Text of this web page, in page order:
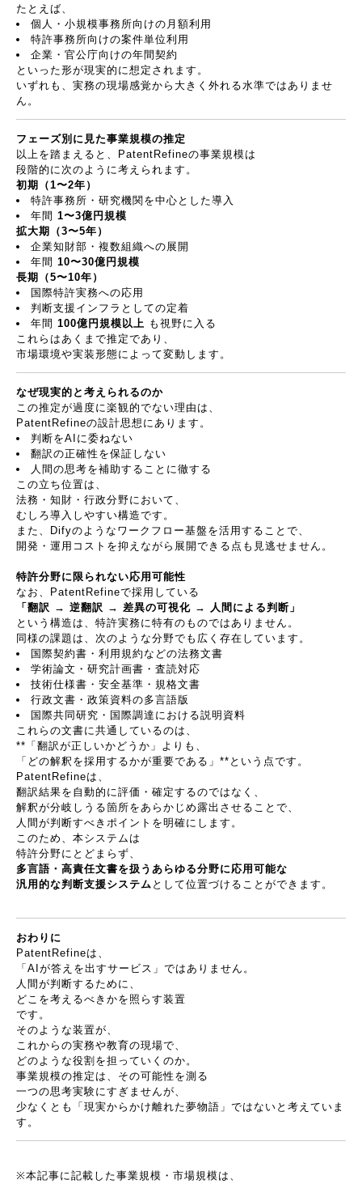
たとえば、
個人・小規模事務所向けの月額利用
特許事務所向けの案件単位利用
企業・官公庁向けの年間契約
といった形が現実的に想定されます。
いずれも、実務の現場感覚から大きく外れる水準ではありませ
ん。
フェーズ別に見た事業規模の推定
以上を踏まえると、 PatentRefineの事業規模は
段階的に次のように考えられます。
初期（1〜2年）
特許事務所・研究機関を中心とした導入
年間 1〜3億円規模
拡大期（3〜5年）
企業知財部・複数組織への展開
年間 10〜30億円規模
長期（5〜10年）
国際特許実務への応用
判断支援インフラとしての定着
年間 100億円規模以上 も視野に入る
これらはあくまで推定であり、
市場環境や実装形態によって変動します。
なぜ現実的と考えられるのか
この推定が過度に楽観的でない理由は、
PatentRefineの設計思想にあります。
判断をAI に委ねない
翻訳の正確性を保証しない
人間の思考を補助することに徹する
この立ち位置は、
法務・知財・行政分野において、
むしろ導入しやすい構造です。
また、 Difyのようなワークフロー基盤を活用することで、
開発・運用コストを抑えながら展開できる点も見逃せません。
特許分野に限られない応用可能性
なお、 PatentRefineで採用している
「翻訳 → 逆翻訳 → 差異の可視化 →
人間による判断」
という構造は、特許実務に特有のものではありません。
同様の課題は、次のような分野でも広く存在しています。
国際契約書・利用規約などの法務文書
学術論文・研究計画書・査読対応
技術仕様書・安全基準・規格文書
行政文書・政策資料の多言語版
国際共同研究・国際調達における説明資料
これらの文書に共通しているのは、
** 「翻訳が正しいかどうか」よりも、
「どの解釈を採用するかが重要である」 ** という点です。
PatentRefineは、
翻訳結果を自動的に評価・確定するのではなく、
解釈が分岐しうる箇所をあらかじめ露出させることで、
人間が判断すべきポイントを明確にします。
このため、本システムは
特許分野にとどまらず、
多言語・高責任文書を扱うあらゆる分野に応用可能な
汎用的な判断支援システム として位置づけることができます。
おわりに
PatentRefineは、
「AIが答えを出すサービス」ではありません。
人間が判断するために、
どこを考えるべきかを照らす装置
です。
そのような装置が、
これからの実務や教育の現場で、
どのような役割を担っていくのか。
事業規模の推定は、その可能性を測る
一つの思考実験にすぎませんが、
少なくとも「現実からかけ離れた夢物語」ではないと考えていま
す。
※本記事に記載した事業規模・市場規模は、